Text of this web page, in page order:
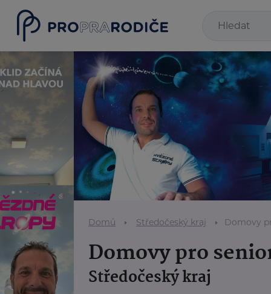
Domů Středočeský kraj Domovy
Domovy pro
Středočeský kraj